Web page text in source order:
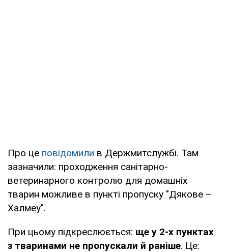
Про це повідомили в Держмитслужбі. Там
зазначили: проходження санітарно-
ветеринарного контролю для домашніх
тварин можливе в пункті пропуску "Дякове –
Халмеу".
При цьому підкреслюється: ще у 2-х пунктах
з тваринами не пропускали й раніше. Це: